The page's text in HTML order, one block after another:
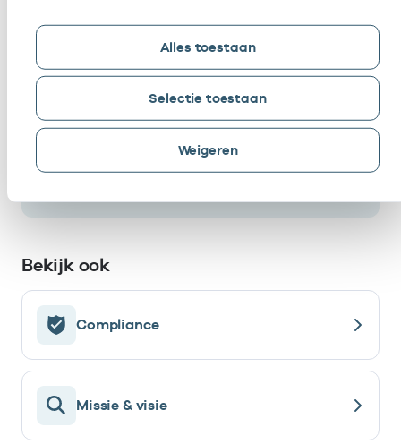
Alles toestaan
Selectie toestaan
Weigeren
Over Vektis
Bekijk ook
Compliance
Missie & visie